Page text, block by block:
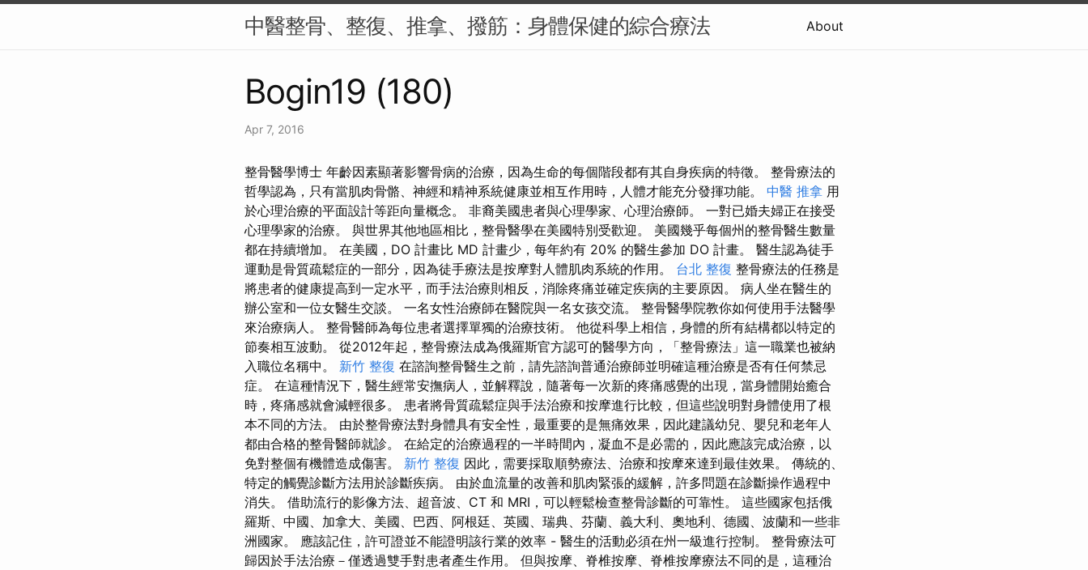
中醫整骨、整復、推拿、撥筋：身體保健的綜合療法 About
Bogin19 (180)
Apr 7, 2016
整骨醫學博士 年齡因素顯著影響骨病的治療，因為生命的每個階段都有其自身疾病的特徵。 整骨療法的
哲學認為，只有當肌肉骨骼、神經和精神系統健康並相互作用時，人體才能充分發揮功能。 中醫 推拿 用
於心理治療的平面設計等距向量概念。 非裔美國患者與心理學家、心理治療師。 一對已婚夫婦正在接受
心理學家的治療。 與世界其他地區相比，整骨醫學在美國特別受歡迎。 美國幾乎每個州的整骨醫生數量
都在持續增加。 在美國，DO 計畫比 MD 計畫少，每年約有 20% 的醫生參加 DO 計畫。 醫生認為徒手
運動是骨質疏鬆症的一部分，因為徒手療法是按摩對人體肌肉系統的作用。 台北 整復 整骨療法的任務是
將患者的健康提高到一定水平，而手法治療則相反，消除疼痛並確定疾病的主要原因。 病人坐在醫生的
辦公室和一位女醫生交談。 一名女性治療師在醫院與一名女孩交流。 整骨醫學院教你如何使用手法醫學
來治療病人。 整骨醫師為每位患者選擇單獨的治療技術。 他從科學上相信，身體的所有結構都以特定的
節奏相互波動。 從2012年起，整骨療法成為俄羅斯官方認可的醫學方向，「整骨療法」這一職業也被納
入職位名稱中。 新竹 整復 在諮詢整骨醫生之前，請先諮詢普通治療師並明確這種治療是否有任何禁忌
症。 在這種情況下，醫生經常安撫病人，並解釋說，隨著每一次新的疼痛感覺的出現，當身體開始癒合
時，疼痛感就會減輕很多。 患者將骨質疏鬆症與手法治療和按摩進行比較，但這些說明對身體使用了根
本不同的方法。 由於整骨療法對身體具有安全性，最重要的是無痛效果，因此建議幼兒、嬰兒和老年人
都由合格的整骨醫師就診。 在給定的治療過程的一半時間內，凝血不是必需的，因此應該完成治療，以
免對整個有機體造成傷害。 新竹 整復 因此，需要採取順勢療法、治療和按摩來達到最佳效果。 傳統的、
特定的觸覺診斷方法用於診斷疾病。 由於血流量的改善和肌肉緊張的緩解，許多問題在診斷操作過程中
消失。 借助流行的影像方法、超音波、CT 和 MRI，可以輕鬆檢查整骨診斷的可靠性。 這些國家包括俄
羅斯、中國、加拿大、美國、巴西、阿根廷、英國、瑞典、芬蘭、義大利、奧地利、德國、波蘭和一些非
洲國家。 應該記住，許可證並不能證明該行業的效率 - 醫生的活動必須在州一級進行控制。 整骨療法可
歸因於手法治療－僅透過雙手對患者產生作用。 但與按摩、脊椎按摩、脊椎按摩療法不同的是，這種治